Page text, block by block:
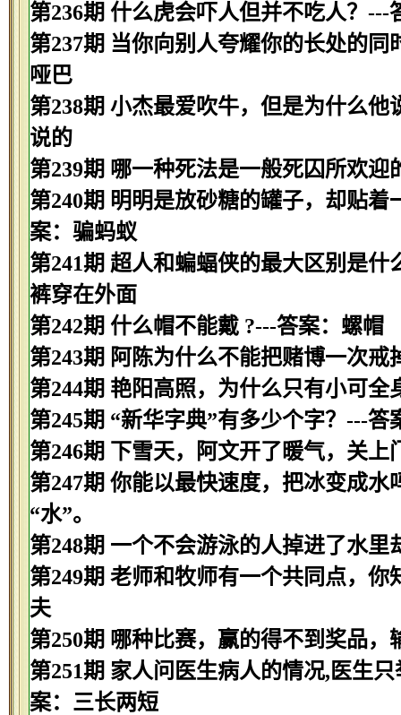
第236期 什么虎会吓人但并不吃人？---
第237期 当你向别人夸耀你的长处的
哑巴
第238期 小杰最爱吹牛，但是为什么
说的
第239期 哪一种死法是一般死囚所欢迎
第240期 明明是放砂糖的罐子，却贴
案：骗蚂蚁
第241期 超人和蝙蝠侠的最大区别是
裤穿在外面
第242期 什么帽不能戴 ?---答案：螺帽
第243期 阿陈为什么不能把赌博一次
第244期 艳阳高照，为什么只有小可
第245期 “新华字典”有多少个字？---答
第246期 下雪天，阿文开了暖气，关
第247期 你能以最快速度，把冰变成
“水”。
第248期 一个不会游泳的人掉进了水
第249期 老师和牧师有一个共同点，
夫
第250期 哪种比赛，赢的得不到奖品
第251期 家人问医生病人的情况,医生
案：三长两短